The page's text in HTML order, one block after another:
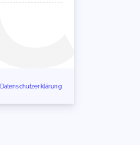
Datenschutzerklärung